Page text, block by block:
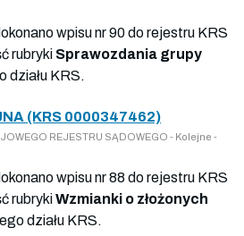
wpisu nr 90 do rejestru KRS
rubryki Sprawozdania grupy
działu KRS.
(KRS 0000347462)
REJESTRU SĄDOWEGO - Kolejne -
wpisu nr 88 do rejestru KRS
rubrykiWzmianki o złożonych
działu KRS.